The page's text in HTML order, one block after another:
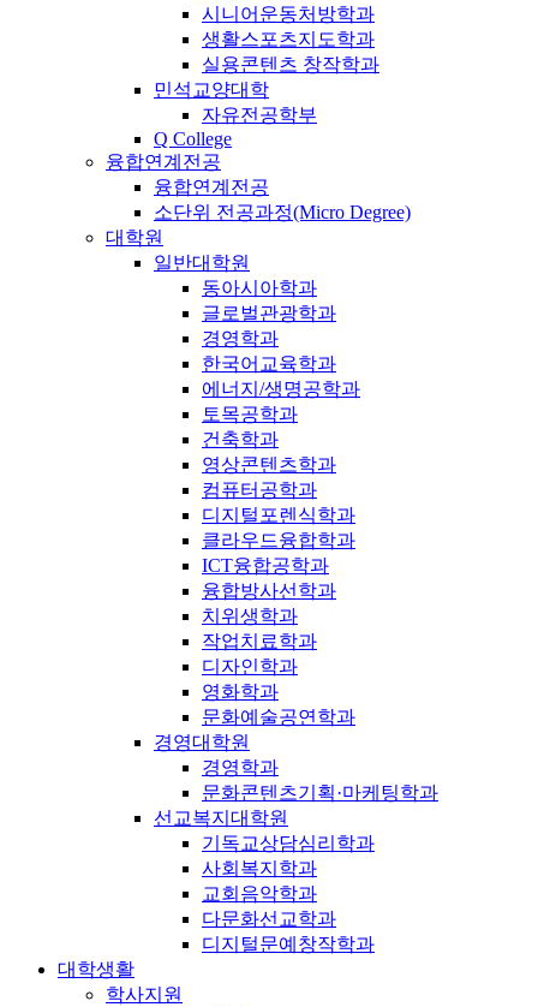
시니어운동처방학과
생활스포츠지도학과
실용콘텐츠 창작학과
민석교양대학
자유전공학부
Q College
융합연계전공
융합연계전공
소단위 전공과정(Micro Degree)
대학원
일반대학원
동아시아학과
글로벌관광학과
경영학과
한국어교육학과
에너지/생명공학과
토목공학과
건축학과
영상콘텐츠학과
컴퓨터공학과
디지털포렌식학과
클라우드융합학과
ICT융합공학과
융합방사선학과
치위생학과
작업치료학과
디자인학과
영화학과
문화예술공연학과
경영대학원
경영학과
문화콘텐츠기획·마케팅학과
선교복지대학원
기독교상담심리학과
사회복지학과
교회음악학과
다문화선교학과
디지털문예창작학과
대학생활
학사지원